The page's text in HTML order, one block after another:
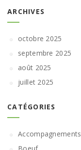
ARCHIVES
octobre 2025
septembre 2025
août 2025
juillet 2025
CATÉGORIES
Accompagnements